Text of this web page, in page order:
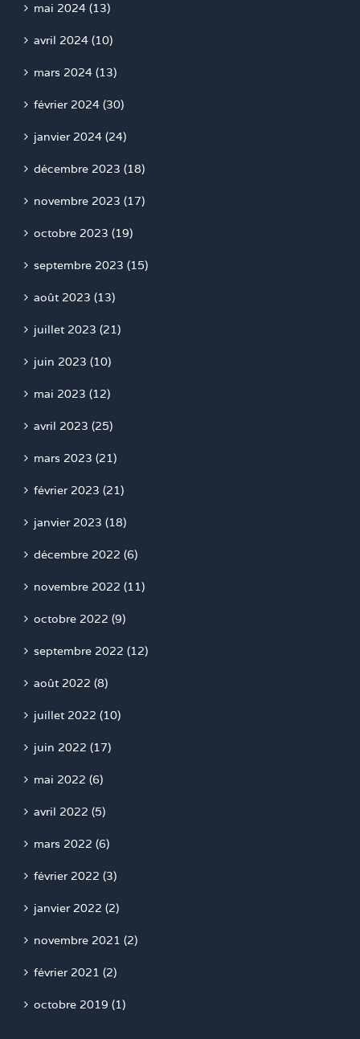
mai 2024 (13)
avril 2024 (10)
mars 2024 (13)
février 2024 (30)
janvier 2024 (24)
décembre 2023 (18)
novembre 2023 (17)
octobre 2023 (19)
septembre 2023 (15)
août 2023 (13)
juillet 2023 (21)
juin 2023 (10)
mai 2023 (12)
avril 2023 (25)
mars 2023 (21)
février 2023 (21)
janvier 2023 (18)
décembre 2022 (6)
novembre 2022 (11)
octobre 2022 (9)
septembre 2022 (12)
août 2022 (8)
juillet 2022 (10)
juin 2022 (17)
mai 2022 (6)
avril 2022 (5)
mars 2022 (6)
février 2022 (3)
janvier 2022 (2)
novembre 2021 (2)
février 2021 (2)
octobre 2019 (1)